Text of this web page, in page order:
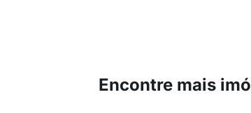
Encontre mais